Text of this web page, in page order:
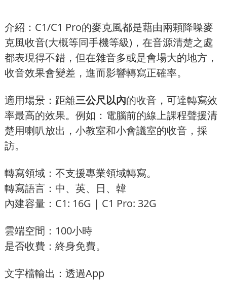
介紹：C1/C1 Pro的麥克風都是藉由兩顆降噪麥
克風收音(大概等同手機等級)，在音源清楚之處
都表現得不錯，但在雜音多或是會場大的地方，
收音效果會變差，進而影響轉寫正確率。
適用場景：距離三公尺以內的收音，可達轉寫效
率最高的效果。例如：電腦前的線上課程聲援清
楚用喇叭放出，小教室和小會議室的收音，採
訪。
轉寫領域：不支援專業領域轉寫。
轉寫語言：中、英、日、韓
內建容量：C1: 16G | C1 Pro: 32G
雲端空間：100小時
是否收費：終身免費。
文字檔輸出：透過App